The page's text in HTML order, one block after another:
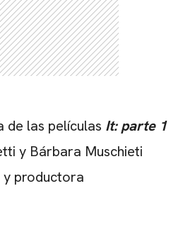
de las películas It: parte 1
y Bárbara Muschieti
productora